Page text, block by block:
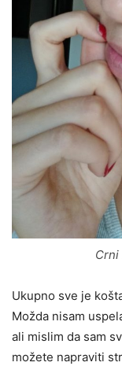
Crni
Ukupno sve je
Možda nisam
ali mislim da sam
možete napraviti